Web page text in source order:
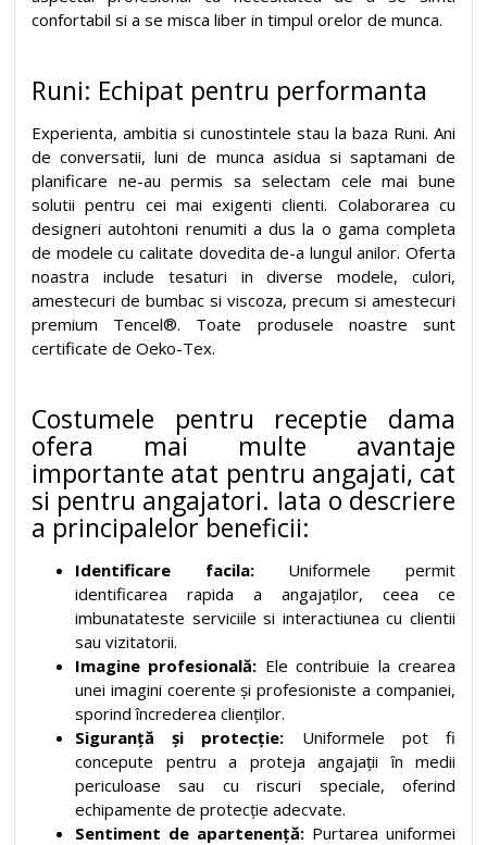
confortabil si a se misca liber in timpul orelor de munca.
Runi: Echipat pentru performanta
Experienta, ambitia si cunostintele stau la baza Runi. Ani
de conversatii, luni de munca asidua si saptamani de
planificare ne-au permis sa selectam cele mai bune
solutii pentru cei mai exigenti clienti. Colaborarea cu
designeri autohtoni renumiti a dus la o gama completa
de modele cu calitate dovedita de-a lungul anilor. Oferta
noastra include tesaturi in diverse modele, culori,
amestecuri de bumbac si viscoza, precum si amestecuri
premium Tencel®. Toate produsele noastre sunt
certificate de Oeko-Tex.
Costumele pentru receptie dama
ofera mai multe avantaje
importante atat pentru angajati, cat
si pentru angajatori. Iata o descriere
a principalelor beneficii:
Identificare facila: Uniformele permit
identificarea rapida a angajaților, ceea ce
imbunatateste serviciile si interactiunea cu clientii
sau vizitatorii.
Imagine profesională: Ele contribuie la crearea
unei imagini coerente și profesioniste a companiei,
sporind încrederea clienților.
Siguranță și protecție: Uniformele pot fi
concepute pentru a proteja angajații în medii
periculoase sau cu riscuri speciale, oferind
echipamente de protecție adecvate.
Sentiment de apartenență: Purtarea uniformei